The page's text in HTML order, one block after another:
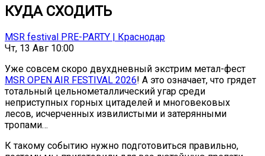
КУДА СХОДИТЬ
MSR festival PRE-PARTY | Краснодар
Чт, 13 Авг 10:00
Уже совсем скоро двухдневный экстрим метал-фест
MSR OPEN AIR FESTIVAL 2026! А это означает, что грядет
тотальный цельнометаллический угар среди
неприступных горных цитаделей и многовековых
лесов, исчерченных извилистыми и затерянными
тропами…
К такому событию нужно подготовиться правильно,